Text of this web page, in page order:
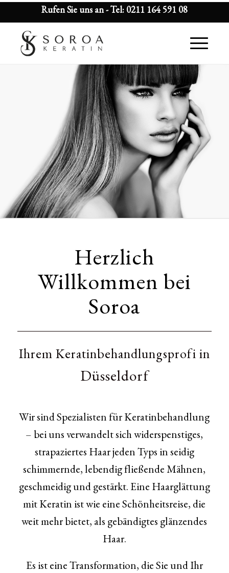
Rufen Sie uns an - Tel: 0211 164 591 08
Herzlich
Willkommen bei
Soroa
Ihrem Keratinbehandlungsprofi in
Düsseldorf
Wir sind Spezialisten für Keratinbehandlung
– bei uns verwandelt sich widerspenstiges,
strapaziertes Haar jeden Typs in seidig
schimmernde, lebendig fließende Mähnen,
geschmeidig und gestärkt. Eine Haarglättung
mit Keratin ist wie eine Schönheitsreise, die
weit mehr bietet, als gebändigtes glänzendes
Haar.
Es ist eine Transformation, die Sie und Ihr